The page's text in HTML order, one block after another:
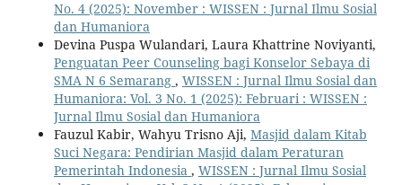
No. 4 (2025): November : WISSEN : Jurnal Ilmu Sosial
dan Humaniora
Devina Puspa Wulandari, Laura Khattrine Noviyanti,
Penguatan Peer Counseling bagi Konselor Sebaya di
SMA N 6 Semarang , WISSEN : Jurnal Ilmu Sosial dan
Humaniora: Vol. 3 No. 1 (2025): Februari : WISSEN :
Jurnal Ilmu Sosial dan Humaniora
Fauzul Kabir, Wahyu Trisno Aji, Masjid dalam Kitab
Suci Negara: Pendirian Masjid dalam Peraturan
Pemerintah Indonesia , WISSEN : Jurnal Ilmu Sosial